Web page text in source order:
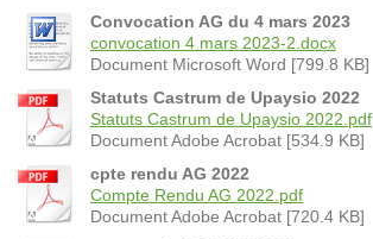
Convocation AG du 4 mars 2023
convocation 4 mars 2023-2.docx
Document Microsoft Word [799.8 KB]
Statuts Castrum de Upaysio 2022
Statuts Castrum de Upaysio 2022.pdf
Document Adobe Acrobat [534.9 KB]
cpte rendu AG 2022
Compte Rendu AG 2022.pdf
Document Adobe Acrobat [720.4 KB]